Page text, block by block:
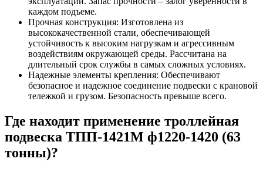
каждом подъеме.
Прочная конструкция: Изготовлена из
высококачественной стали, обеспечивающей
устойчивость к высоким нагрузкам и агрессивным
воздействиям окружающей среды. Рассчитана на
длительный срок службы в самых сложных условиях.
Надежные элементы крепления: Обеспечивают
безопасное и надежное соединение подвески с крановой
тележкой и грузом. Безопасность превыше всего.
Где находит применение троллейная
подвеска ТПП-1421М ф1220-1420 (63
тонны)?